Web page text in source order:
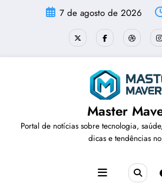
7 de agosto de 2026
Master
Portal de notícias sobre tecnologia,
dicas e tendências